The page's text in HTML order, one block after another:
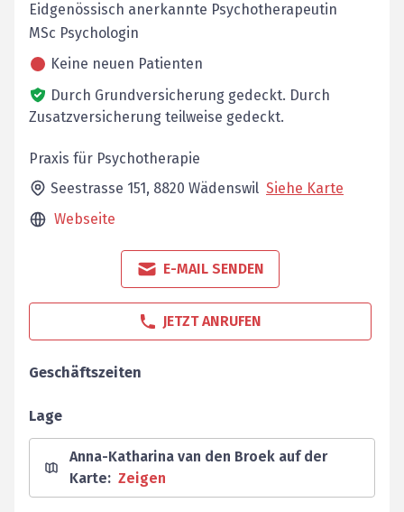
Eidgenössisch anerkannte Psychotherapeutin
MSc Psychologin
Keine neuen Patienten
Durch Grundversicherung gedeckt. Durch
Zusatzversicherung teilweise gedeckt.
Praxis für Psychotherapie
Seestrasse 151, 8820 Wädenswil Siehe Karte
Webseite
E-MAIL SENDEN
JETZT ANRUFEN
Geschäftszeiten
Lage
Anna-Katharina van den Broek auf der
Karte: Zeigen